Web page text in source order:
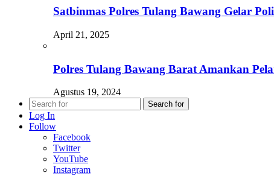
Satbinmas Polres Tulang Bawang Gelar
April 21, 2025
Polres Tulang Bawang Barat Amankan
Agustus 19, 2024
Search for
Log In
Follow
Facebook
Twitter
YouTube
Instagram